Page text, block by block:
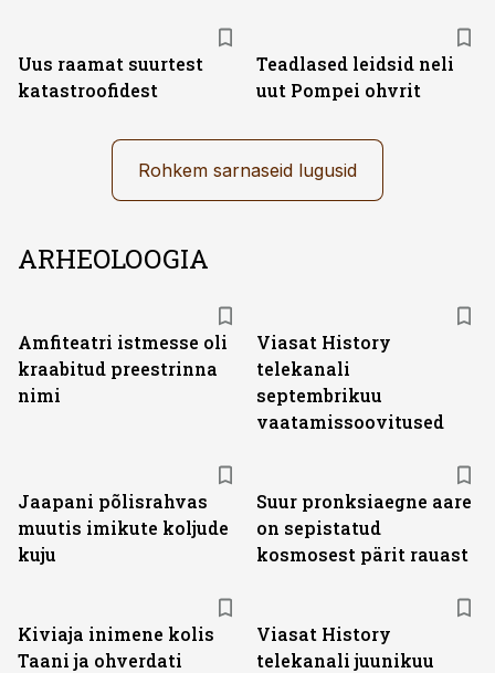
Uus raamat suurtest
katastroofidest
Teadlased leidsid neli
uut Pompei ohvrit
Rohkem sarnaseid lugusid
ARHEOLOOGIA
Amfiteatri istmesse oli
kraabitud preestrinna
nimi
Viasat History
telekanali
septembrikuu
vaatamissoovitused
Jaapani põlisrahvas
muutis imikute koljude
kuju
Suur pronksiaegne aare
on sepistatud
kosmosest pärit rauast
Kiviaja inimene kolis
Taani ja ohverdati
Viasat History
telekanali juunikuu